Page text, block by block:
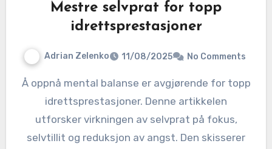
Mestre selvprat for topp
idrettsprestasjoner
Adrian Zelenko 11/08/2025 No Comments
Å oppnå mental balanse er avgjørende for topp
idrettsprestasjoner. Denne artikkelen
utforsker virkningen av selvprat på fokus,
selvtillit og reduksjon av angst. Den skisserer